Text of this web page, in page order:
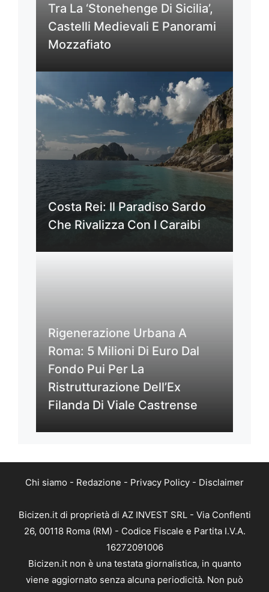
Tra La ‘Stonehenge Di Sicilia’,
Castelli Medievali E Panorami
Mozzafiato
Costa Rei: Il Paradiso Sardo
Che Rivalizza Con I Caraibi
Rigenerazione Urbana A
Roma: 5 Milioni Di Euro Dal
Fondo Pui Per La
Ristrutturazione Dell’Ex
Filanda Di Viale Castrense
Chi siamo - Redazione - Privacy Policy - Disclaimer
Bicizen.it di proprietà di AZ INVEST SRL - Via Conflenti
26, 00118 Roma (RM) - Codice Fiscale e Partita I.V.A.
16272091006
Bicizen.it non è una testata giornalistica, in quanto
viene aggiornato senza alcuna periodicità. Non può